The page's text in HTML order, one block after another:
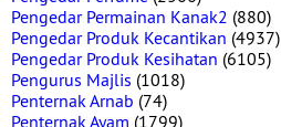
Pengedar Permainan Kanak2 (880)
Pengedar Produk Kecantikan (4937)
Pengedar Produk Kesihatan (6105)
Pengurus Majlis (1018)
Penternak Arnab (74)
Penternak Ayam (1799)